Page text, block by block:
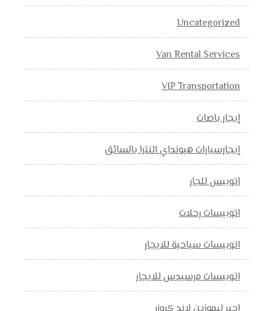
Uncategorized
Van Rental Services
VIP Transportation
إيجار باصات
إيجارسيارات هيونداي النترا بالسائق
اتوبيس للجار
اتوبيسات رحلات
اتوبيسات سياحية للايجار
اتوبيسات مرسيدس للايجار